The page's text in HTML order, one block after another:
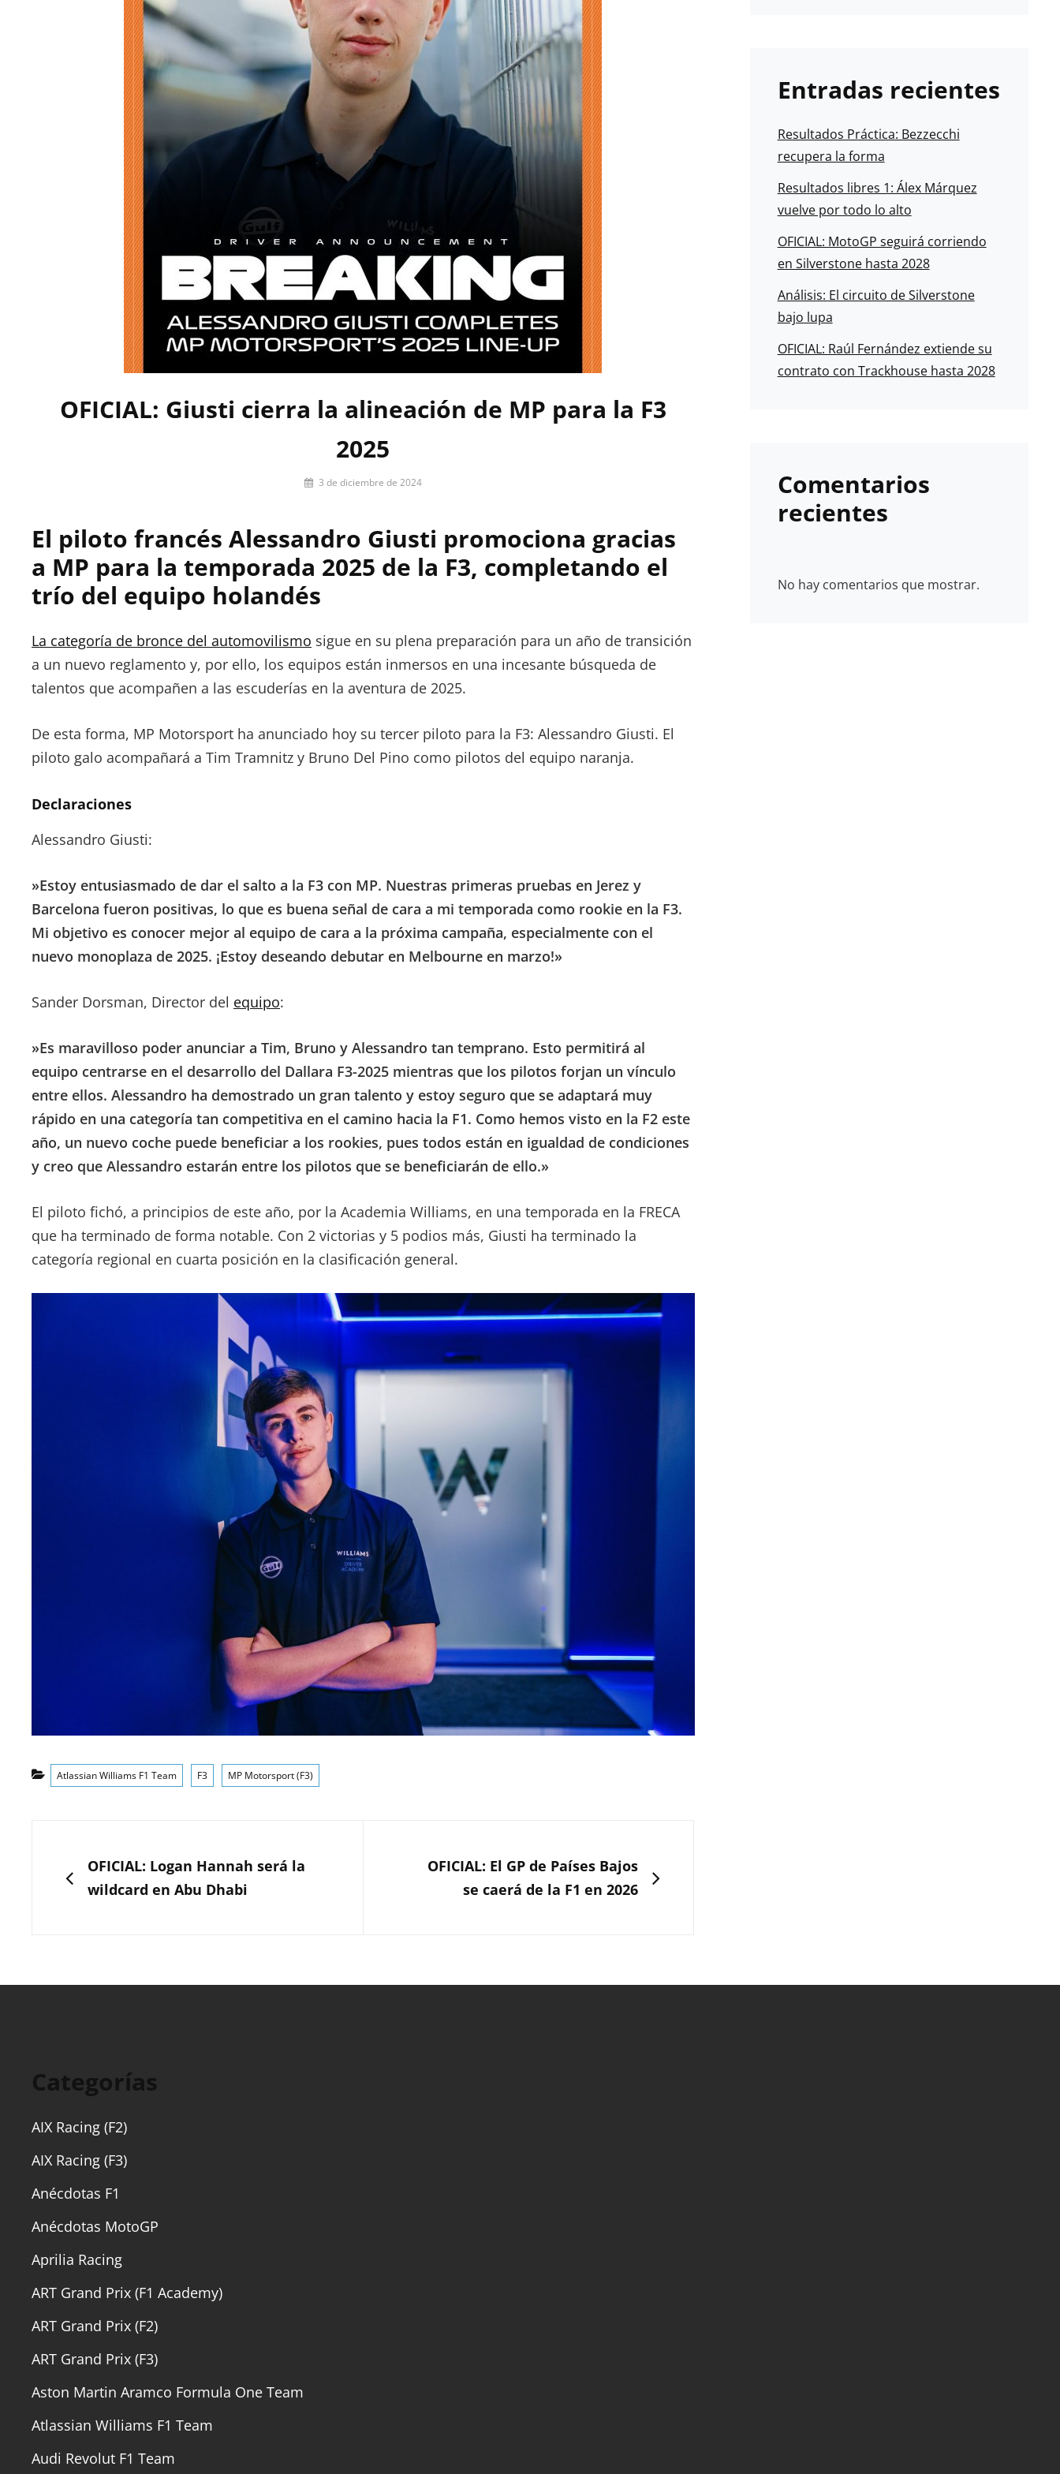
OFICIAL: Giusti cierra la alineación de MP para la F3
2025
Por
Paquet
3 de diciembre de 2024
El piloto francés Alessandro Giusti promociona gracias
a MP para la temporada 2025 de la F3, completando el
trío del equipo holandés
La categoría de bronce del automovilismo sigue en su plena preparación para un año de transición
a un nuevo reglamento y, por ello, los equipos están inmersos en una incesante búsqueda de
talentos que acompañen a las escuderías en la aventura de 2025.
De esta forma, MP Motorsport ha anunciado hoy su tercer piloto para la F3: Alessandro Giusti. El
piloto galo acompañará a Tim Tramnitz y Bruno Del Pino como pilotos del equipo naranja.
Declaraciones
Alessandro Giusti:
»Estoy entusiasmado de dar el salto a la F3 con MP. Nuestras primeras pruebas en Jerez y
Barcelona fueron positivas, lo que es buena señal de cara a mi temporada como rookie en la F3.
Mi objetivo es conocer mejor al equipo de cara a la próxima campaña, especialmente con el
nuevo monoplaza de 2025. ¡Estoy deseando debutar en Melbourne en marzo!»
Sander Dorsman, Director del equipo:
»Es maravilloso poder anunciar a Tim, Bruno y Alessandro tan temprano. Esto permitirá al
equipo centrarse en el desarrollo del Dallara F3-2025 mientras que los pilotos forjan un vínculo
entre ellos. Alessandro ha demostrado un gran talento y estoy seguro que se adaptará muy
rápido en una categoría tan competitiva en el camino hacia la F1. Como hemos visto en la F2 este
año, un nuevo coche puede beneficiar a los rookies, pues todos están en igualdad de condiciones
y creo que Alessandro estarán entre los pilotos que se beneficiarán de ello.»
El piloto fichó, a principios de este año, por la Academia Williams, en una temporada en la FRECA
que ha terminado de forma notable. Con 2 victorias y 5 podios más, Giusti ha terminado la
categoría regional en cuarta posición en la clasificación general.
Categorías
Atlassian Williams F1 Team F3 MP Motorsport (F3)
entradas
ANTERIOR
OFICIAL: Logan Hannah será la
wildcard en Abu Dhabi
SIGUIENTE
OFICIAL: El GP de Países Bajos
se caerá de la F1 en 2026
Entradas recientes
Resultados Práctica: Bezzecchi
recupera la forma
Resultados libres 1: Álex Márquez
vuelve por todo lo alto
OFICIAL: MotoGP seguirá corriendo
en Silverstone hasta 2028
Análisis: El circuito de Silverstone
bajo lupa
OFICIAL: Raúl Fernández extiende su
contrato con Trackhouse hasta 2028
Comentarios
recientes
No hay comentarios que mostrar.
Categorías
AIX Racing (F2)
AIX Racing (F3)
Anécdotas F1
Anécdotas MotoGP
Aprilia Racing
ART Grand Prix (F1 Academy)
ART Grand Prix (F2)
ART Grand Prix (F3)
Aston Martin Aramco Formula One Team
Atlassian Williams F1 Team
Audi Revolut F1 Team